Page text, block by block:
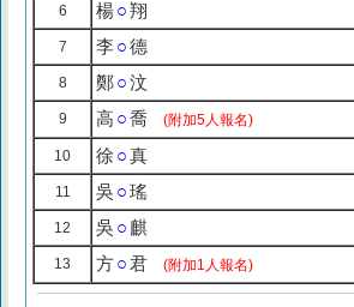
6 楊○翔
7 李○德
8 鄭○汶
9 高 ○喬 (附加5人報名)
10 徐 ○真
11 吳 ○瑤
12 吳 ○ 麒
13 方○君 (附加1人報名)